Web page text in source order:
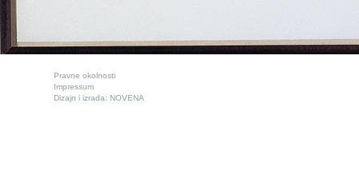
Pravne okolnosti
Impressum
Dizajn i izrada: NOVENA